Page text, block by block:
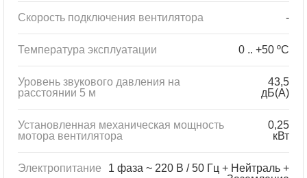
Скорость подключения вентилятора -
Температура эксплуатации 0 .. +50 ºC
Уровень звукового давления на
расстоянии 5 м
43,5
дБ(А)
Установленная механическая мощность
мотора вентилятора
0,25
кВт
Электропитание
1 фаза ~ 220 В / 50 Гц + Нейтраль +